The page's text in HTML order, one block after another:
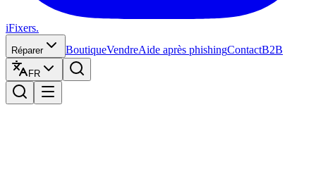
iFixers.
Réparer BoutiqueVendreAide après phishingContactB2B
FR